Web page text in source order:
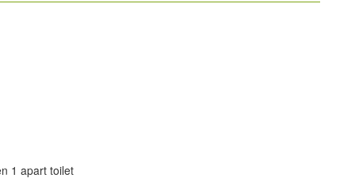
1 apart toilet